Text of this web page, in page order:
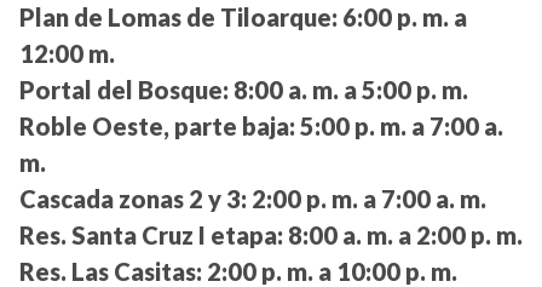
Plan de Lomas de Tiloarque: 6:00 p. m. a
12:00 m.
Portal del Bosque: 8:00 a. m. a 5:00 p. m.
Roble Oeste, parte baja: 5:00 p. m. a 7:00 a.
m.
Cascada zonas 2 y 3: 2:00 p. m. a 7:00 a. m.
Res. Santa Cruz I etapa: 8:00 a. m. a 2:00 p. m.
Res. Las Casitas: 2:00 p. m. a 10:00 p. m.